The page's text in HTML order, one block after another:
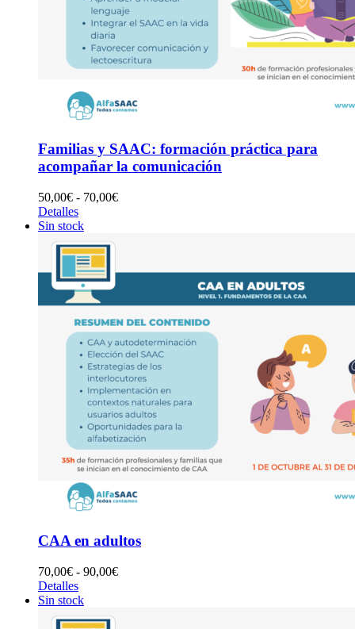
Familias y SAAC: formación práctica para
acompañar la comunicación
50,00€ - 70,00€Rango
Detalles
Sin stock
CAA en adultos
70,00€ - 90,00€Rango
Detalles
Sin stock